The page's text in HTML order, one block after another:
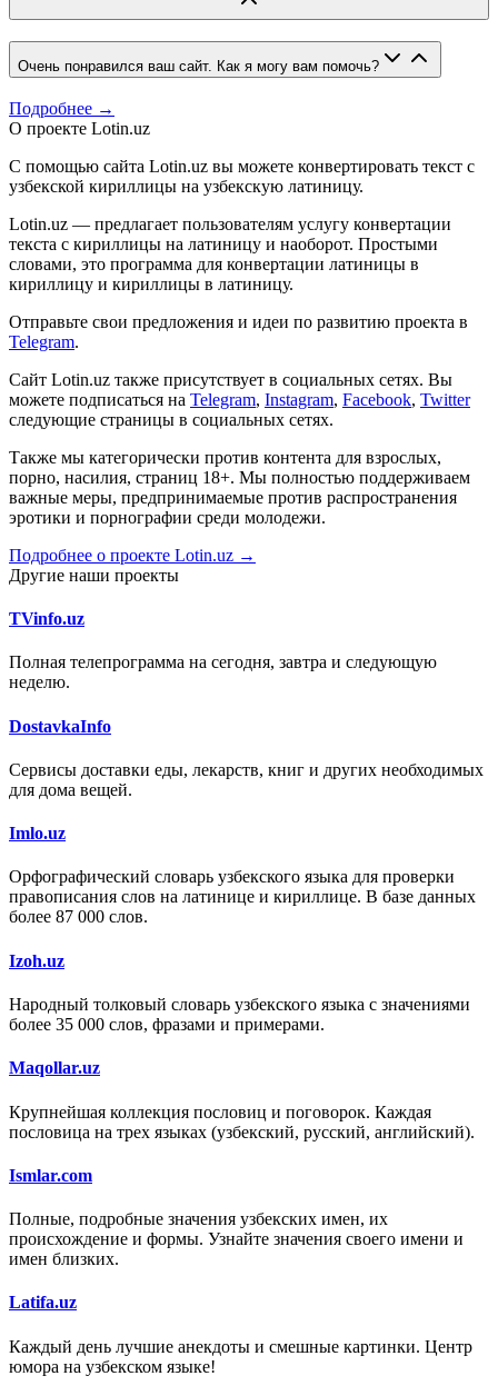
Очень понравился ваш сайт. Как я могу вам помочь?
Подробнее →
О проекте Lotin.uz
С помощью сайта Lotin.uz вы можете конвертировать текст с
узбекской кириллицы на узбекскую латиницу.
Lotin.uz — предлагает пользователям услугу конвертации
текста с кириллицы на латиницу и наоборот. Простыми
словами, это программа для конвертации латиницы в
кириллицу и кириллицы в латиницу.
Отправьте свои предложения и идеи по развитию проекта в
Telegram.
Сайт Lotin.uz также присутствует в социальных сетях. Вы
можете подписаться на Telegram, Instagram, Facebook, Twitter
следующие страницы в социальных сетях.
Также мы категорически против контента для взрослых,
порно, насилия, страниц 18+. Мы полностью поддерживаем
важные меры, предпринимаемые против распространения
эротики и порнографии среди молодежи.
Подробнее о проекте Lotin.uz →
Другие наши проекты
TVinfo.uz
Полная телепрограмма на сегодня, завтра и следующую
неделю.
DostavkaInfo
Сервисы доставки еды, лекарств, книг и других необходимых
для дома вещей.
Imlo.uz
Орфографический словарь узбекского языка для проверки
правописания слов на латинице и кириллице. В базе данных
более 87 000 слов.
Izoh.uz
Народный толковый словарь узбекского языка с значениями
более 35 000 слов, фразами и примерами.
Maqollar.uz
Крупнейшая коллекция пословиц и поговорок. Каждая
пословица на трех языках (узбекский, русский, английский).
Ismlar.com
Полные, подробные значения узбекских имен, их
происхождение и формы. Узнайте значения своего имени и
имен близких.
Latifa.uz
Каждый день лучшие анекдоты и смешные картинки. Центр
юмора на узбекском языке!